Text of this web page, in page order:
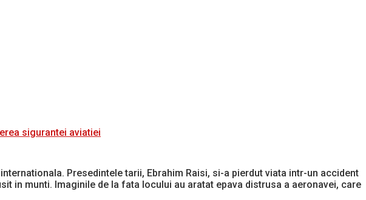
sigurantei aviatiei
Presedintele tarii, Ebrahim Raisi, si-a pierdut viata intr-un accident
in munti. Imaginile de la fata locului au aratat epava distrusa a aeronavei, care